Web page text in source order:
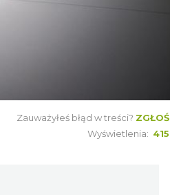
Zauważyłeś błąd w treści? ZGŁOŚ
Wyświetlenia: 415